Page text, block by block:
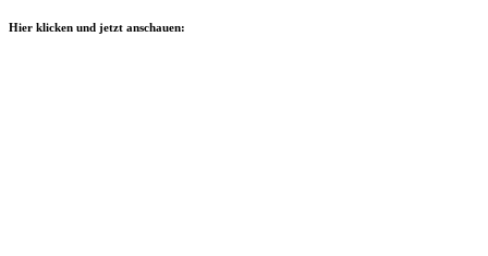
Hier klicken und jetzt anschauen: